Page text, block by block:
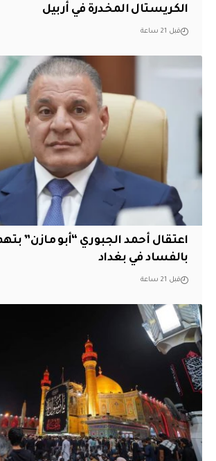
الكريستال المخدرة ​في أربيل
قبل 21 ساعة
اعتقال أحمد الجبوري “أبو مازن”
بالفساد في بغداد
قبل 21 ساعة